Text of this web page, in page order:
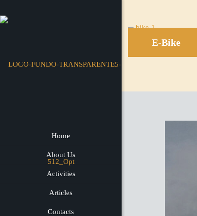
Home
About Us
Activities
Articles
Contacts
E-Bike